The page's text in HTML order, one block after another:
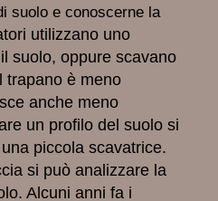
suolo e conoscerne la
utilizzano uno
suolo, oppure scavano
trapano è meno
anche meno
un profilo del suolo si
piccola scavatrice.
si può analizzare la
Alcuni anni fa i